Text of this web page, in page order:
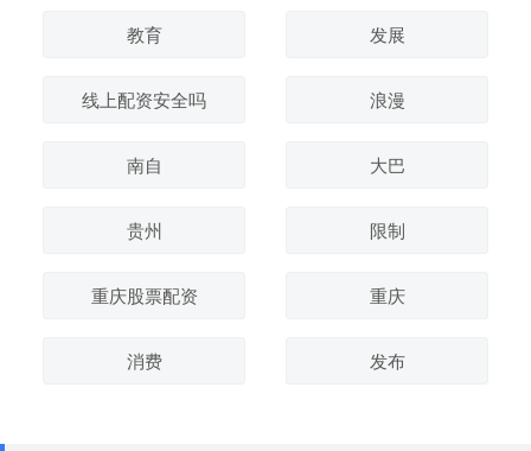
教育 发展
线上配资安全吗 浪漫
南自 大巴
贵州 限制
重庆股票配资 重庆
消费 发布